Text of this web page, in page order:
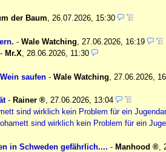
der Baum, 26.07.2026, 15:30
- Wale Watching
27.06.2026, 16:19
- Mr.X 28.06.2026, 11:30
saufen - Wale Watching 27.06.2026,
- Rainer , 27.06.2026, 13:04
sind wirklich kein Problem für ein
sind wirklich kein Problem für ein
in Schweden gefährlich.... - Manhood